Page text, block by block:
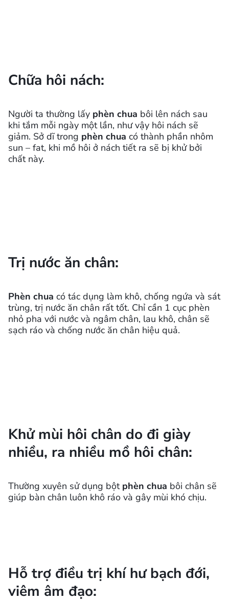
Chữa hôi nách:
Người ta thường lấy phèn chua bôi lên nách sau
khi tắm mỗi ngày một lần, như vậy hôi nách sẽ
giảm. Sở dĩ trong phèn chua có thành phần nhôm
sun – fat, khi mồ hôi ở nách tiết ra sẽ bị khử bởi
chất này.
Trị nước ăn chân:
Phèn chua có tác dụng làm khô, chống ngứa và sát
trùng, trị nước ăn chân rất tốt. Chỉ cần 1 cục phèn
nhỏ pha với nước và ngâm chân, lau khô, chân sẽ
sạch ráo và chống nước ăn chân hiệu quả.
Khử mùi hôi chân do đi giày
nhiều, ra nhiều mồ hôi chân:
Thường xuyên sử dụng bột phèn chua bôi chân sẽ
giúp bàn chân luôn khô ráo và gây mùi khó chịu.
Hỗ trợ điều trị khí hư bạch đới,
viêm âm đạo: